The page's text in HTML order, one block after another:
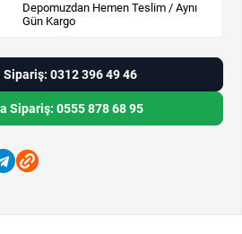
Depomuzdan Hemen Teslim / Aynı
Gün Kargo
0312 396 49 46
Sipariş: 0555 878 68 95